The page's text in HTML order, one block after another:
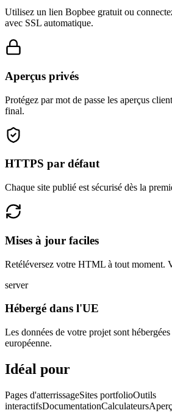
Utilisez un lien Bopbee gratuit ou
avec SSL automatique.
Aperçus privés
Protégez par mot de passe les aperçus
final.
HTTPS par défaut
Chaque site publié est sécurisé dès la
Mises à jour faciles
Retéléversez votre HTML à tout moment.
server
Hébergé dans l'UE
Les données de votre projet sont
européenne.
Idéal pour
Pages d'atterrissageSites portfolioOutils
interactifsDocumentationCalculateurs